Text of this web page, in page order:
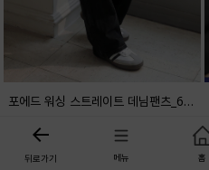
뒤로가기 메뉴 홈
포에드 워싱 스트레이트 데님팬츠_61DP1708
45,000